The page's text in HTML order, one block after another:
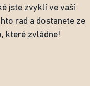
jste zvyklí ve vaší
rad a dostanete ze
které zvládne!